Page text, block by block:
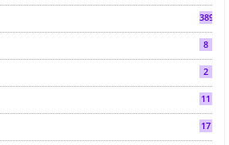
3892
8
2
11
17